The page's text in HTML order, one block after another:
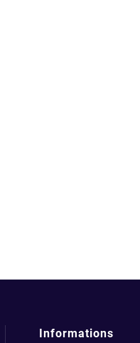
Informations